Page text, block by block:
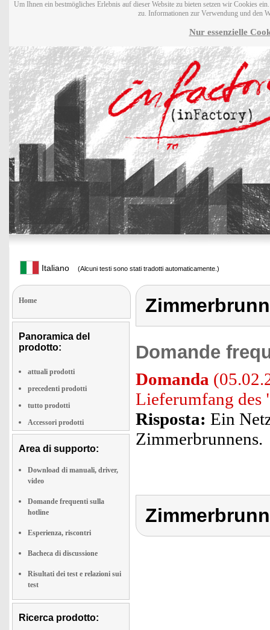
Um Ihnen ein bestmögliches Erlebnis auf dieser Website zu bieten setzen wir Cookies
zu. Informationen zur Verwendung und den
Nur essenzielle
Italiano (Alcuni testi sono stati tradotti automaticamente.)
Home
Panoramica del
prodotto:
attuali prodotti
precedenti prodotti
tutto prodotti
Accessori prodotti
Area di supporto:
Download di manuali, driver,
video
Domande frequenti sulla
hotline
Esperienza, riscontri
Bacheca di discussione
Risultati dei test e relazioni sui
test
Ricerca prodotto:
Domande
Domanda
Lieferumfang des
Risposta: Ein
Zimmerbrunnens.